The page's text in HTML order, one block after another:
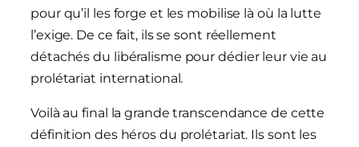
pour qu’il les forge et les mobilise là où la lutte
l’exige. De ce fait, ils se sont réellement
détachés du libéralisme pour dédier leur vie au
prolétariat international.
Voilà au final la grande transcendance de cette
définition des héros du prolétariat. Ils sont les